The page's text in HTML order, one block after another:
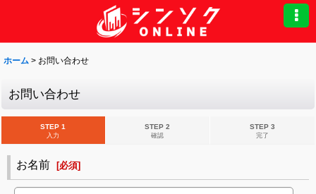
ホーム > お問い合わせ
お問い合わせ
STEP 1
入力
STEP 2
確認
STEP 3
完了
お名前 [必須]